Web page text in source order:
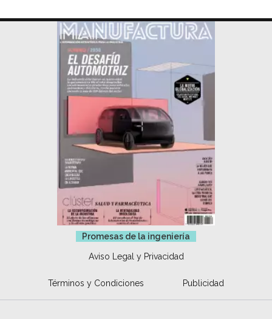
Promesas de la ingeniería
Aviso Legal y Privacidad
Términos y Condiciones Publicidad